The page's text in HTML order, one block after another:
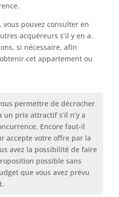
pouvez consulter en
acquéreurs s’il y en a.
si nécessaire, afin
cet appartement ou
permettre de décrocher
un prix attractif s’il n’y a
Encore faut-il
accepte votre offre par la
avez la possibilité de faire
possible sans
que vous avez prévu